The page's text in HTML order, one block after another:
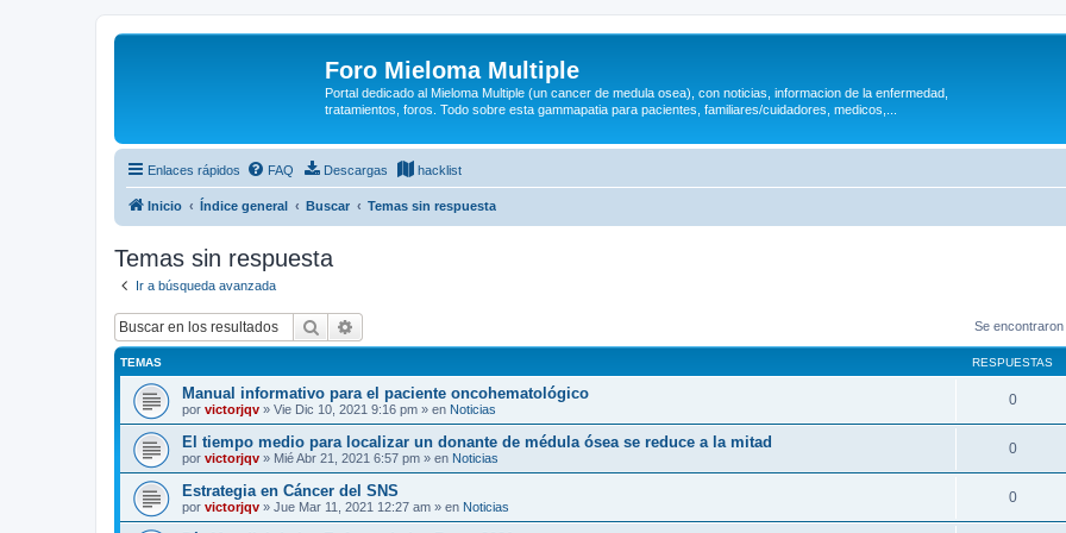
Foro Mieloma Multiple
Portal dedicado al Mieloma Multiple (un cancer de medula osea), con noticias, informacion de la enfermedad,
tratamientos, foros. Todo sobre esta gammapatia para pacientes, familiares/cuidadores, medicos,...
Enlaces rápidos FAQ Descargas hacklist
Inicio Índice general Buscar Temas sin respuesta
Temas sin respuesta
Ir a búsqueda avanzada
Buscar Se
TEMAS RESPUESTAS
Manual informativo para el paciente oncohematológico
por victorjqv » Vie Dic 10, 2021 9:16 pm » en Noticias
0
El tiempo medio para localizar un donante de médula ósea se reduce a la mitad
por victorjqv » Mié Abr 21, 2021 6:57 pm » en Noticias
0
Estrategia en Cáncer del SNS
por victorjqv » Jue Mar 11, 2021 12:27 am » en Noticias
0